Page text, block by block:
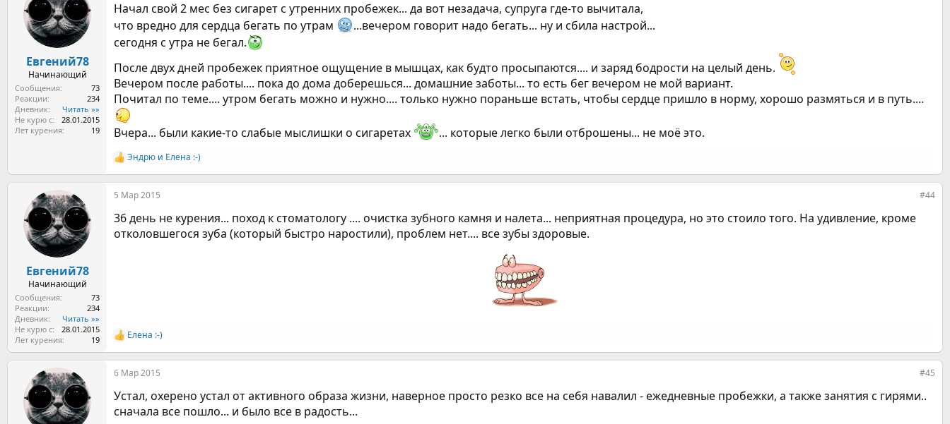
и
:
Евгений78
Начинающий
Сообщения
73
Реакции
234
Дневник
Читать »»
Не курю с
28.01.2015
Лет курения
19
Начал свой 2 мес без сигарет с утренних пробежек... да вот незадача, супруга где-то вычитала,
что вредно для сердца бегать по утрам
...вечером говорит надо бегать... ну и сбила настрой...
сегодня с утра не бегал.
После двух дней пробежек приятное ощущение в мышцах, как будто просыпаются.... и заряд бодрости на целый день.
Вечером после работы.... пока до дома доберешься... домашние заботы... то есть бег вечером не мой вариант.
Почитал по теме.... утром бегать можно и нужно.... только нужно пораньше встать, чтобы сердце пришло в норму, хорошо размяться и в путь....
Вчера... были какие-то слабые мыслишки о сигаретах ... которые легко были отброшены... не моё это.
Р
е
а
к
и
и
:
Эндрю и Елена :-)
Евгений78
Начинающий
Сообщения
73
Реакции
234
Дневник
Читать »»
Не курю с
28.01.2015
Лет курения
19
5 Мар 2015 #44
36 день не курения... поход к стоматологу .... очистка зубного камня и налета... неприятная процедура, но это стоило того. На удивление, кроме
отколовшегося зуба (который быстро наростили), проблем нет.... все зубы здоровые.
Р
е
а
к
и
и
:
Елена :-)
6 Мар 2015 #45
Устал, охерено устал от активного образа жизни, наверное просто резко все на себя навалил - ежедневные пробежки, а также занятия с гирями..
сначала все пошло... и было все в радость...